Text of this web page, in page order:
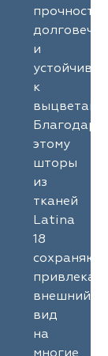
и
к
Благодаря
этому
шторы
из
тканей
Latina
18
сохраняют
внешний
вид
на
многие